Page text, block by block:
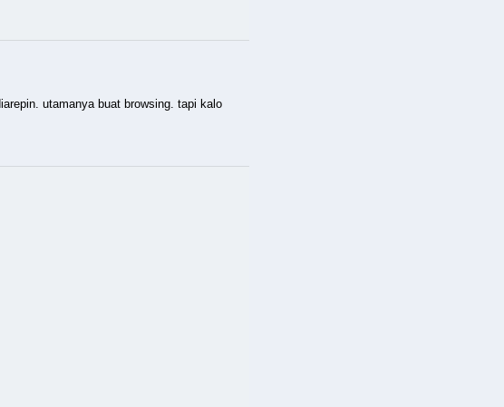
utamanya buat browsing. tapi kalo